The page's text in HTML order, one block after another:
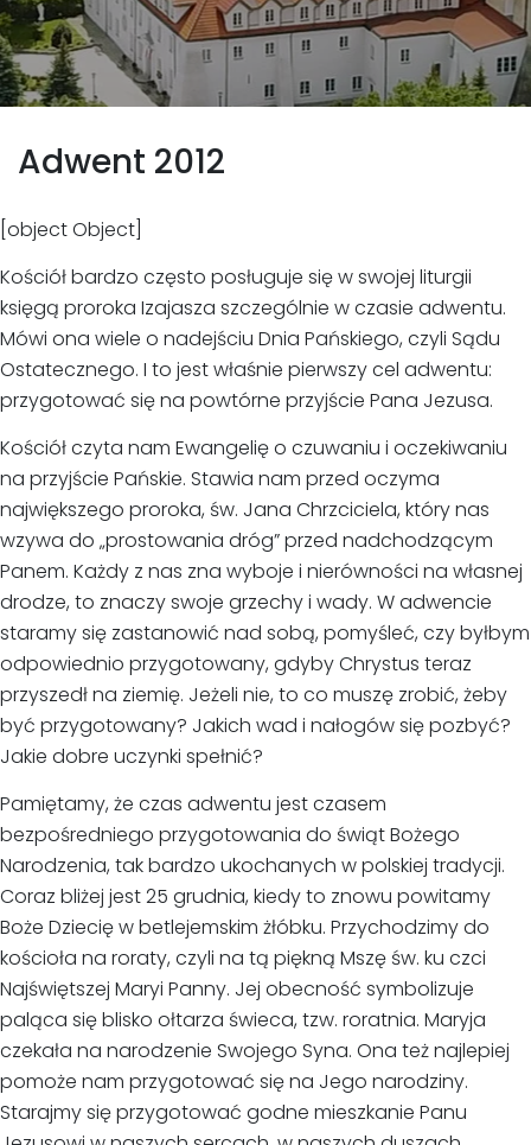
Adwent 2012
[object Object]
Kościół bardzo często posługuje się w swojej liturgii
księgą proroka Izajasza szczególnie w czasie adwentu.
Mówi ona wiele o nadejściu Dnia Pańskiego, czyli Sądu
Ostatecznego. I to jest właśnie pierwszy cel adwentu:
przygotować się na powtórne przyjście Pana Jezusa.
Kościół czyta nam Ewangelię o czuwaniu i oczekiwaniu
na przyjście Pańskie. Stawia nam przed oczyma
największego proroka, św. Jana Chrzciciela, który nas
wzywa do „prostowania dróg” przed nadchodzącym
Panem. Każdy z nas zna wyboje i nierówności na własnej
drodze, to znaczy swoje grzechy i wady. W adwencie
staramy się zastanowić nad sobą, pomyśleć, czy byłbym
odpowiednio przygotowany, gdyby Chrystus teraz
przyszedł na ziemię. Jeżeli nie, to co muszę zrobić, żeby
być przygotowany? Jakich wad i nałogów się pozbyć?
Jakie dobre uczynki spełnić?
Pamiętamy, że czas adwentu jest czasem
bezpośredniego przygotowania do świąt Bożego
Narodzenia, tak bardzo ukochanych w polskiej tradycji.
Coraz bliżej jest 25 grudnia, kiedy to znowu powitamy
Boże Dziecię w betlejemskim żłóbku. Przychodzimy do
kościoła na roraty, czyli na tą piękną Mszę św. ku czci
Najświętszej Maryi Panny. Jej obecność symbolizuje
paląca się blisko ołtarza świeca, tzw. roratnia. Maryja
czekała na narodzenie Swojego Syna. Ona też najlepiej
pomoże nam przygotować się na Jego narodziny.
Starajmy się przygotować godne mieszkanie Panu